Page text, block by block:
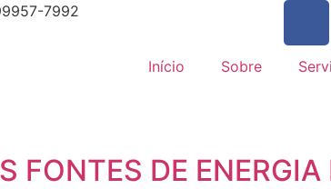
7992
Início Sobre
FONTES DE